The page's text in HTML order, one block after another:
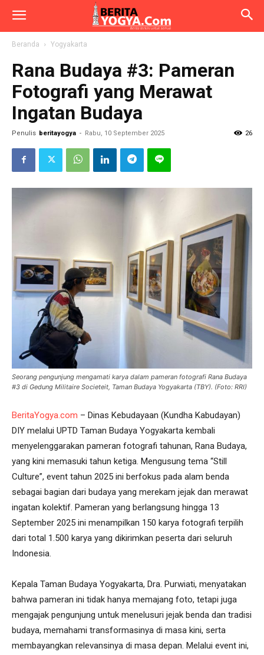
Beranda Yogyakarta
Rana Budaya #3: Pameran
Fotografi yang Merawat
Ingatan Budaya
Penulis beritayogya - Rabu, 10 September 2025 26
Seorang pengunjung mengamati karya dalam pameran fotografi Rana Budaya
#3 di Gedung Militaire Societeit, Taman Budaya Yogyakarta (TBY). (Foto: RRI)
BeritaYogya.com – Dinas Kebudayaan (Kundha Kabudayan)
DIY melalui UPTD Taman Budaya Yogyakarta kembali
menyelenggarakan pameran fotografi tahunan, Rana Budaya,
yang kini memasuki tahun ketiga. Mengusung tema “Still
Culture”, event tahun 2025 ini berfokus pada alam benda
sebagai bagian dari budaya yang merekam jejak dan merawat
ingatan kolektif. Pameran yang berlangsung hingga 13
September 2025 ini menampilkan 150 karya fotografi terpilih
dari total 1.500 karya yang dikirimkan peserta dari seluruh
Indonesia.
Kepala Taman Budaya Yogyakarta, Dra. Purwiati, menyatakan
bahwa pameran ini tidak hanya memajang foto, tetapi juga
mengajak pengunjung untuk menelusuri jejak benda dan tradisi
budaya, memahami transformasinya di masa kini, serta
membayangkan relevansinya di masa depan. Melalui event ini,